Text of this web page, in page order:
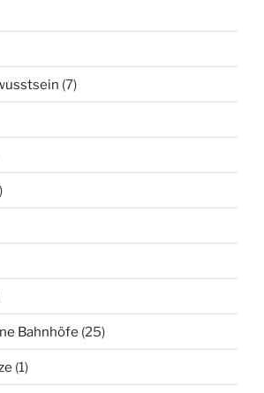
(7)
Bahnhöfe (25)
(1)